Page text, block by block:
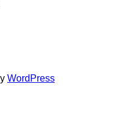
WordPress